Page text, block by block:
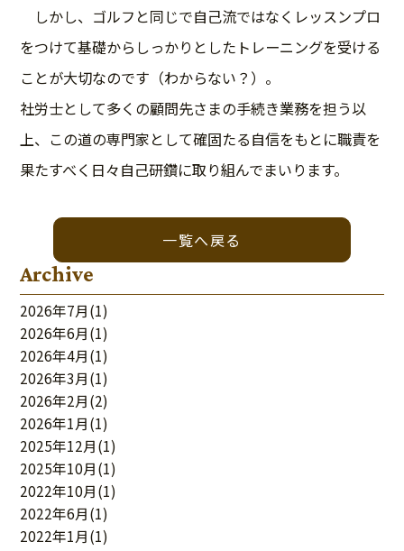
しかし、ゴルフと同じで自己流ではなくレッスンプロ
をつけて基礎からしっかりとしたトレーニングを受ける
ことが大切なのです（わからない？）。
社労士として多くの顧問先さまの手続き業務を担う以
上、この道の専門家として確固たる自信をもとに職責を
果たすべく日々自己研鑽に取り組んでまいります。
ビ
ゲ
ー
シ
ョ
ン
一覧へ戻る
Archive
2026年7月(1)
2026年6月(1)
2026年4月(1)
2026年3月(1)
2026年2月(2)
2026年1月(1)
2025年12月(1)
2025年10月(1)
2022年10月(1)
2022年6月(1)
2022年1月(1)